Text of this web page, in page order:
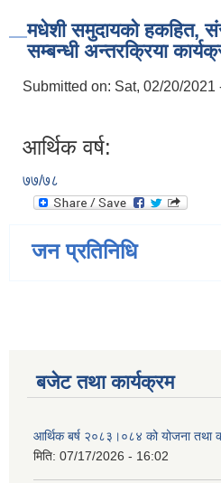
मधेशी समुदायकाे हकहित,
सम्बन्धी अन्तरक्रिया
Submitted on: Sat, 02/20/2021
आर्थिक वर्ष:
७७/७८
जन प्रतिनिधि
बजेट तथा कार्यक्रम
आर्थिक बर्ष २०८३।०८४ को योजना तथा
मिति: 07/17/2026 - 16:02